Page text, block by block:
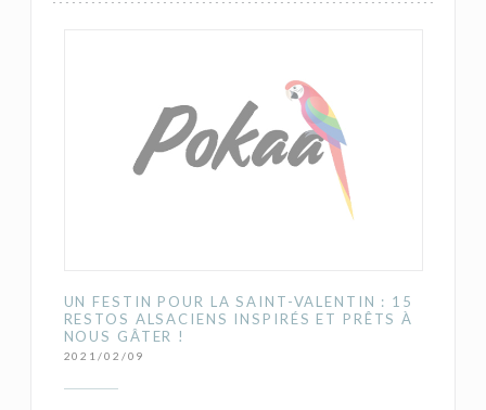
UN FESTIN POUR LA SAINT-VALENTIN : 15
RESTOS ALSACIENS INSPIRÉS ET PRÊTS À
NOUS GÂTER !
2021/02/09